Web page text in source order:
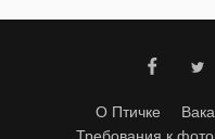
О Птичке